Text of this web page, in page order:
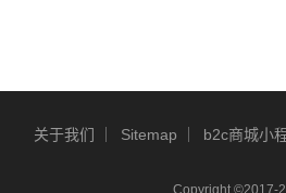
关于我们 Sitemap b2c商城小
Copyright ©2017-